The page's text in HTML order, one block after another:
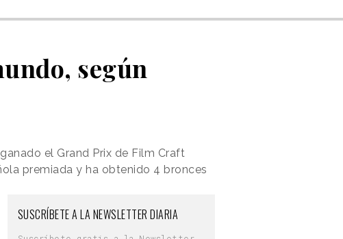
según
el Grand Prix de Film Craft
premiada y ha obtenido 4 bronces
SUSCRÍBETE A LA NEWSLETTER DIARIA